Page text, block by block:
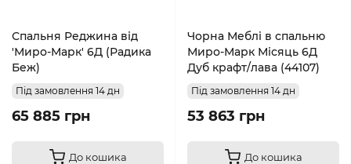
Спальня Реджина від
'Миро-Марк' 6Д (Радика
Беж)
Під замовлення 14 дн
65 885 грн
До кошика
Чорна Меблі в спальню
Миро-Марк Місяць 6Д
Дуб крафт/лава (44107)
Під замовлення 14 дн
53 863 грн
До кошика